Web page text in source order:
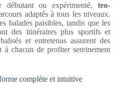
débutant ou expérimenté,teo-
adaptés à tous les niveaux.
balades paisibles, tandis que les
des itinéraires plus sportifs et
et entretenus assurent des
à chacun de profiter sereinement
complète et intuitive